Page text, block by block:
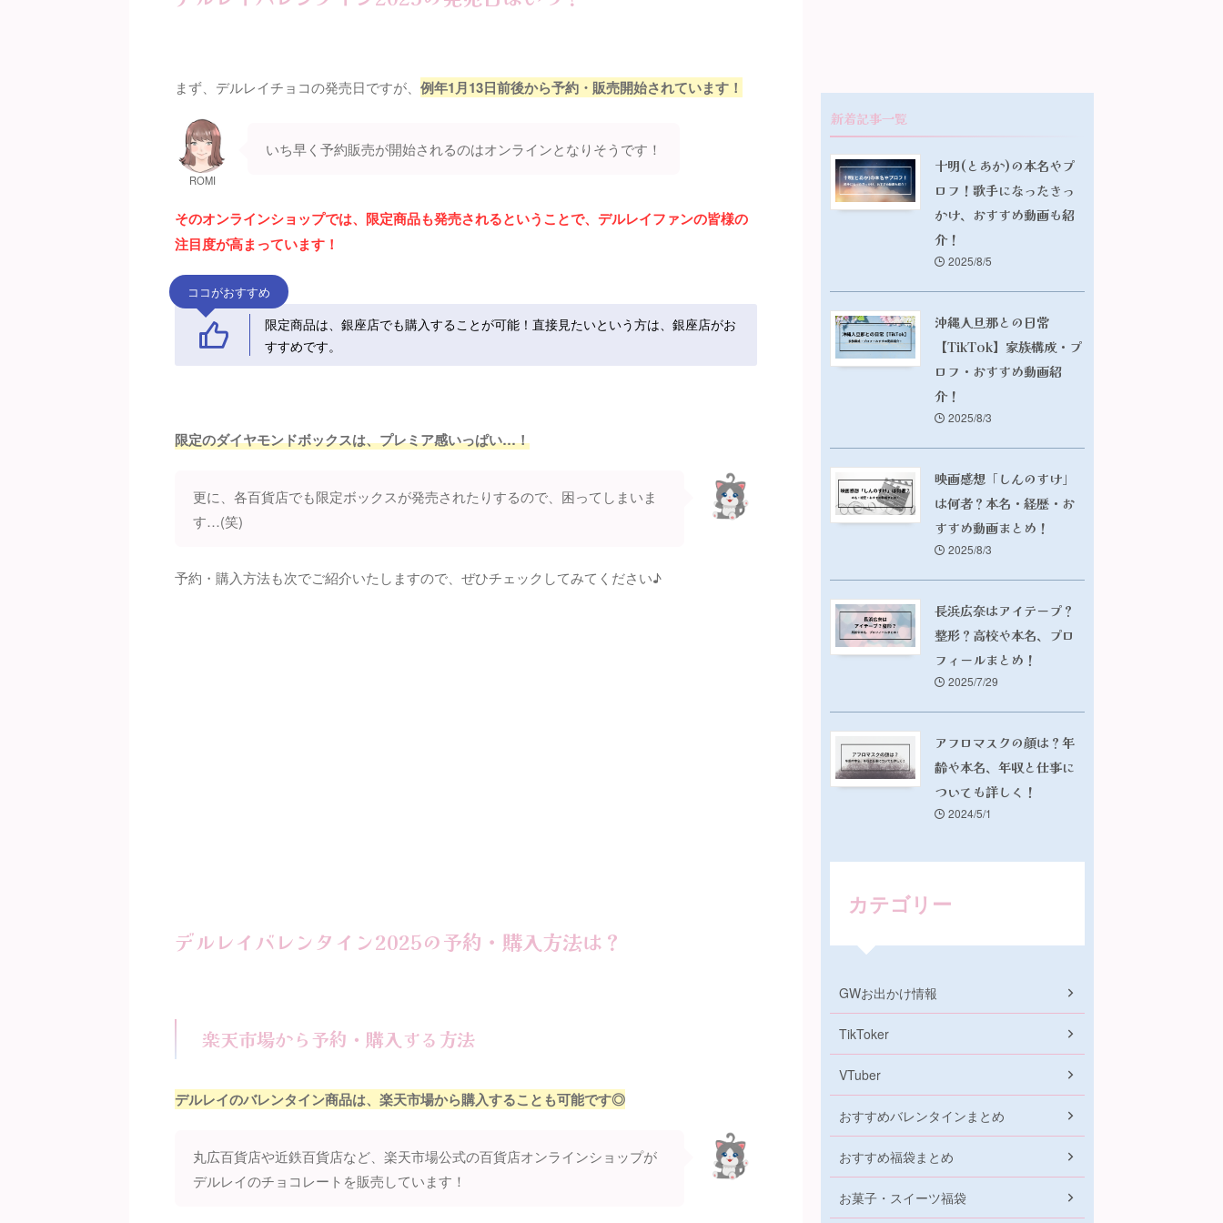
まず、デルレイチョコの発売日ですが、 例年1月13日前後から予約・販売開始されています！
ROMI
いち早く予約販売が開始されるのはオンラインとなりそうです！
そのオンラインショップでは、限定商品も発売されるということで、デルレイファンの皆様の
注目度が高まっています！
ココがおすすめ
限定商品は、銀座店でも購入することが可能！直接見たいという方は、銀座店がお
すすめです。
限定のダイヤモンドボックスは、プレミア感いっぱい…！
更に、各百貨店でも限定ボックスが発売されたりするので、困ってしまいま
す…(笑)
予約・購入方法も次でご紹介いたしますので、ぜひチェックしてみてください♪
デルレイバレンタイン2025の予約・購入方法は？
楽天市場から予約・購入する方法
デルレイのバレンタイン商品は、楽天市場から購入することも可能です◎
丸広百貨店や近鉄百貨店など、楽天市場公式の百貨店オンラインショップが
デルレイのチョコレートを販売しています！
新着記事一覧
十明(とあか)の本名やプ
ロフ！歌手になったきっ
かけ、おすすめ動画も紹
介！
2025/8/5
沖縄人旦那との日常
【TikTok】家族構成・プ
ロフ・おすすめ動画紹
介！
2025/8/3
映画感想「しんのすけ」
は何者？本名・経歴・お
すすめ動画まとめ！
2025/8/3
長浜広奈はアイテープ？
整形？高校や本名、プロ
フィールまとめ！
2025/7/29
アフロマスクの顔は？年
齢や本名、年収と仕事に
ついても詳しく！
2024/5/1
カテゴリー
GWお出かけ情報
TikToker
VTuber
おすすめバレンタインまとめ
おすすめ福袋まとめ
お菓子・スイーツ福袋